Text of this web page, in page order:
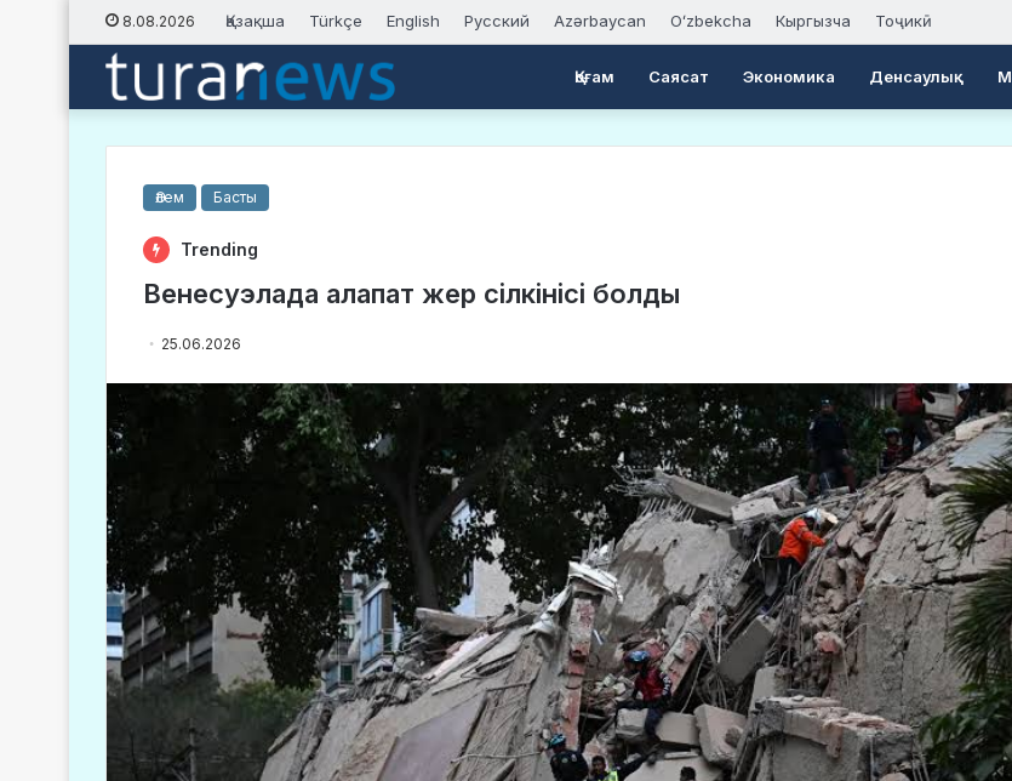
8.08.2026 Қазақша Türkçe English Русский Azərbaycan Oʻzbekcha Кыргызча Тоҷикӣ
Қоғам Саясат Экономика Денсаулық
Әлем Басты
Trending
Венесуэлада алапат жер сілкінісі болды
25.06.2026